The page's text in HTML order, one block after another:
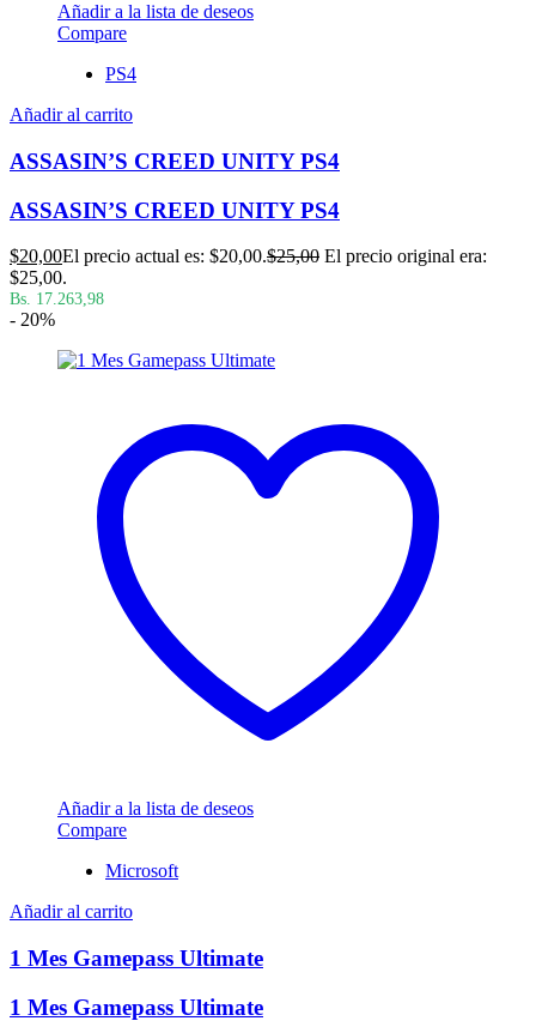
Añadir a la lista de deseos
Compare
PS4
Añadir al carrito
ASSASIN’S CREED UNITY PS4
ASSASIN’S CREED UNITY PS4
$20,00El precio actual es: $20,00.$25,00 El precio original era:
$25,00.
Bs. 17.263,98
- 20%
Añadir a la lista de deseos
Compare
Microsoft
Añadir al carrito
1 Mes Gamepass Ultimate
1 Mes Gamepass Ultimate